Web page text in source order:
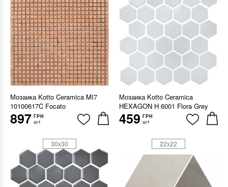
Мозаика Kotto Ceramica MI7
10100617C Focato
897 ГРН
шт
Мозаика Kotto Ceramica
HEXAGON H 6001 Flora Grey
459 ГРН
шт
30x30 22x22